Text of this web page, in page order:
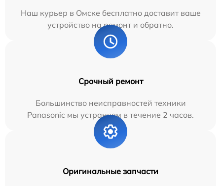
Наш курьер в Омске бесплатно доставит ваше
устройство на ремонт и обратно.
Срочный ремонт
Большинство неисправностей техники
Panasonic мы устраняем в течение 2 часов.
Оригинальные запчасти